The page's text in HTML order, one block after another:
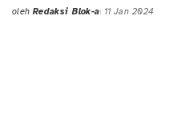
Posted
oleh Redaksi Blok-a 11 Jan 2024